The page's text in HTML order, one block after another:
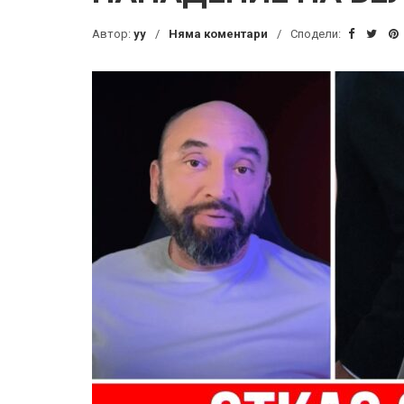
Автор: yy Няма коментари Сподели: